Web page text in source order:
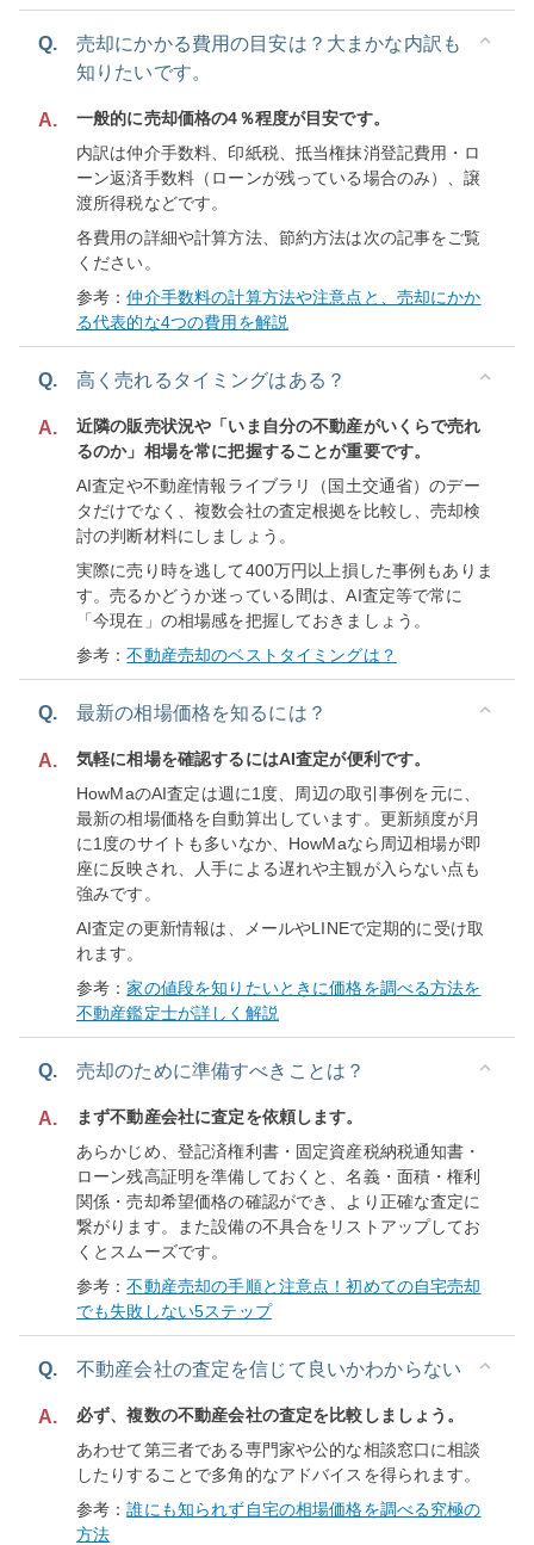
Q.
売却にかかる費用の目安は？大まかな内訳も
知りたいです。
A.
一般的に売却価格の4％程度が目安です。
内訳は仲介手数料、印紙税、抵当権抹消登記費用・ロ
ーン返済手数料（ローンが残っている場合のみ）、譲
渡所得税などです。
各費用の詳細や計算方法、節約方法は次の記事をご覧
ください。
参考：仲介手数料の計算方法や注意点と、売却にかか
る代表的な4つの費用を解説
Q. 高く売れるタイミングはある？
A.
近隣の販売状況や「いま自分の不動産がいくらで売れ
るのか」相場を常に把握することが重要です。
AI査定や不動産情報ライブラリ（国土交通省）のデー
タだけでなく、複数会社の査定根拠を比較し、売却検
討の判断材料にしましょう。
実際に売り時を逃して400万円以上損した事例もありま
す。売るかどうか迷っている間は、AI査定等で常に
「今現在」の相場感を把握しておきましょう。
参考：不動産売却のベストタイミングは？
Q. 最新の相場価格を知るには？
A.
気軽に相場を確認するにはAI査定が便利です。
HowMaのAI査定は週に1度、周辺の取引事例を元に、
最新の相場価格を自動算出しています。更新頻度が月
に1度のサイトも多いなか、HowMaなら周辺相場が即
座に反映され、人手による遅れや主観が入らない点も
強みです。
AI査定の更新情報は、メールやLINEで定期的に受け取
れます。
参考：家の値段を知りたいときに価格を調べる方法を
不動産鑑定士が詳しく解説
Q. 売却のために準備すべきことは？
A.
まず不動産会社に査定を依頼します。
あらかじめ、登記済権利書・固定資産税納税通知書・
ローン残高証明を準備しておくと、名義・面積・権利
関係・売却希望価格の確認ができ、より正確な査定に
繋がります。また設備の不具合をリストアップしてお
くとスムーズです。
参考：不動産売却の手順と注意点！初めての自宅売却
でも失敗しない5ステップ
Q. 不動産会社の査定を信じて良いかわからない
A.
必ず、複数の不動産会社の査定を比較しましょう。
あわせて第三者である専門家や公的な相談窓口に相談
したりすることで多角的なアドバイスを得られます。
参考：誰にも知られず自宅の相場価格を調べる究極の
方法